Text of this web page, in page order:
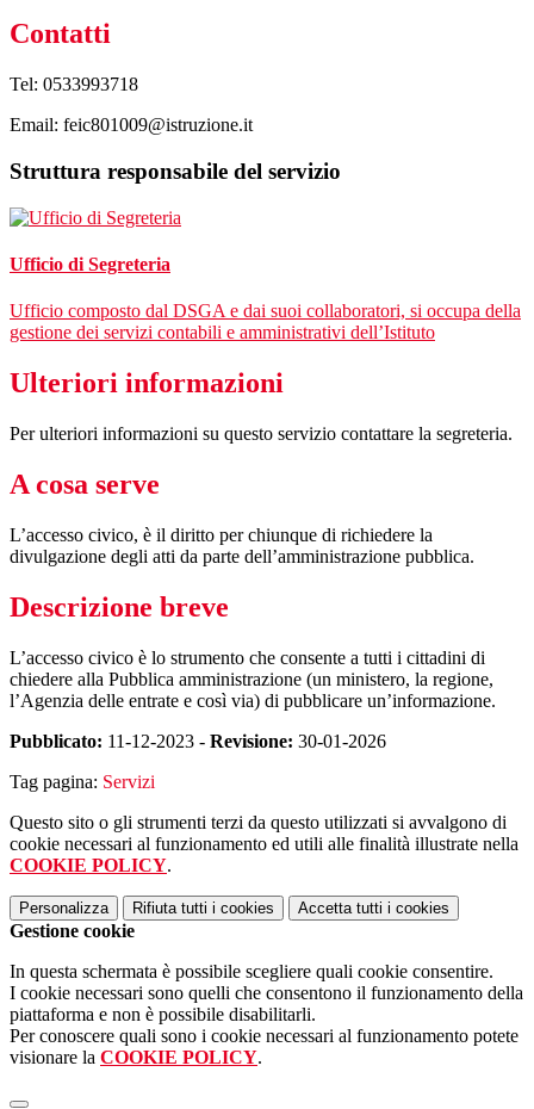
Contatti
Tel: 0533993718
Email: feic801009@istruzione.it
Struttura responsabile del servizio
Ufficio di Segreteria
Ufficio composto dal DSGA e dai suoi collaboratori, si occupa della
gestione dei servizi contabili e amministrativi dell’Istituto
Ulteriori informazioni
Per ulteriori informazioni su questo servizio contattare la segreteria.
A cosa serve
L’accesso civico, è il diritto per chiunque di richiedere la
divulgazione degli atti da parte dell’amministrazione pubblica.
Descrizione breve
L’accesso civico è lo strumento che consente a tutti i cittadini di
chiedere alla Pubblica amministrazione (un ministero, la regione,
l’Agenzia delle entrate e così via) di pubblicare un’informazione.
Pubblicato: 11-12-2023 - Revisione: 30-01-2026
Tag pagina: Servizi
Questo sito o gli strumenti terzi da questo utilizzati si avvalgono di
cookie necessari al funzionamento ed utili alle finalità illustrate nella
COOKIE POLICY.
Personalizza Rifiuta tutti i cookies Accetta tutti i cookies
Gestione cookie
In questa schermata è possibile scegliere quali cookie consentire.
I cookie necessari sono quelli che consentono il funzionamento della
piattaforma e non è possibile disabilitarli.
Per conoscere quali sono i cookie necessari al funzionamento potete
visionare la COOKIE POLICY.